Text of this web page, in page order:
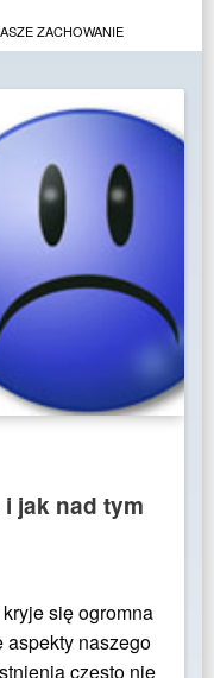
ZACHOWANIE
jak nad tym
się ogromna
aspekty naszego
często nie